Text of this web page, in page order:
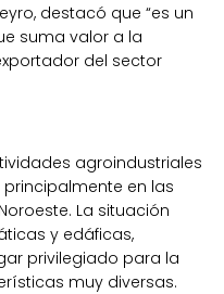
destacó que “es un
suma valor a la
del sector
agroindustriales
en las
La situación
y edáficas,
privilegiado para la
muy diversas.